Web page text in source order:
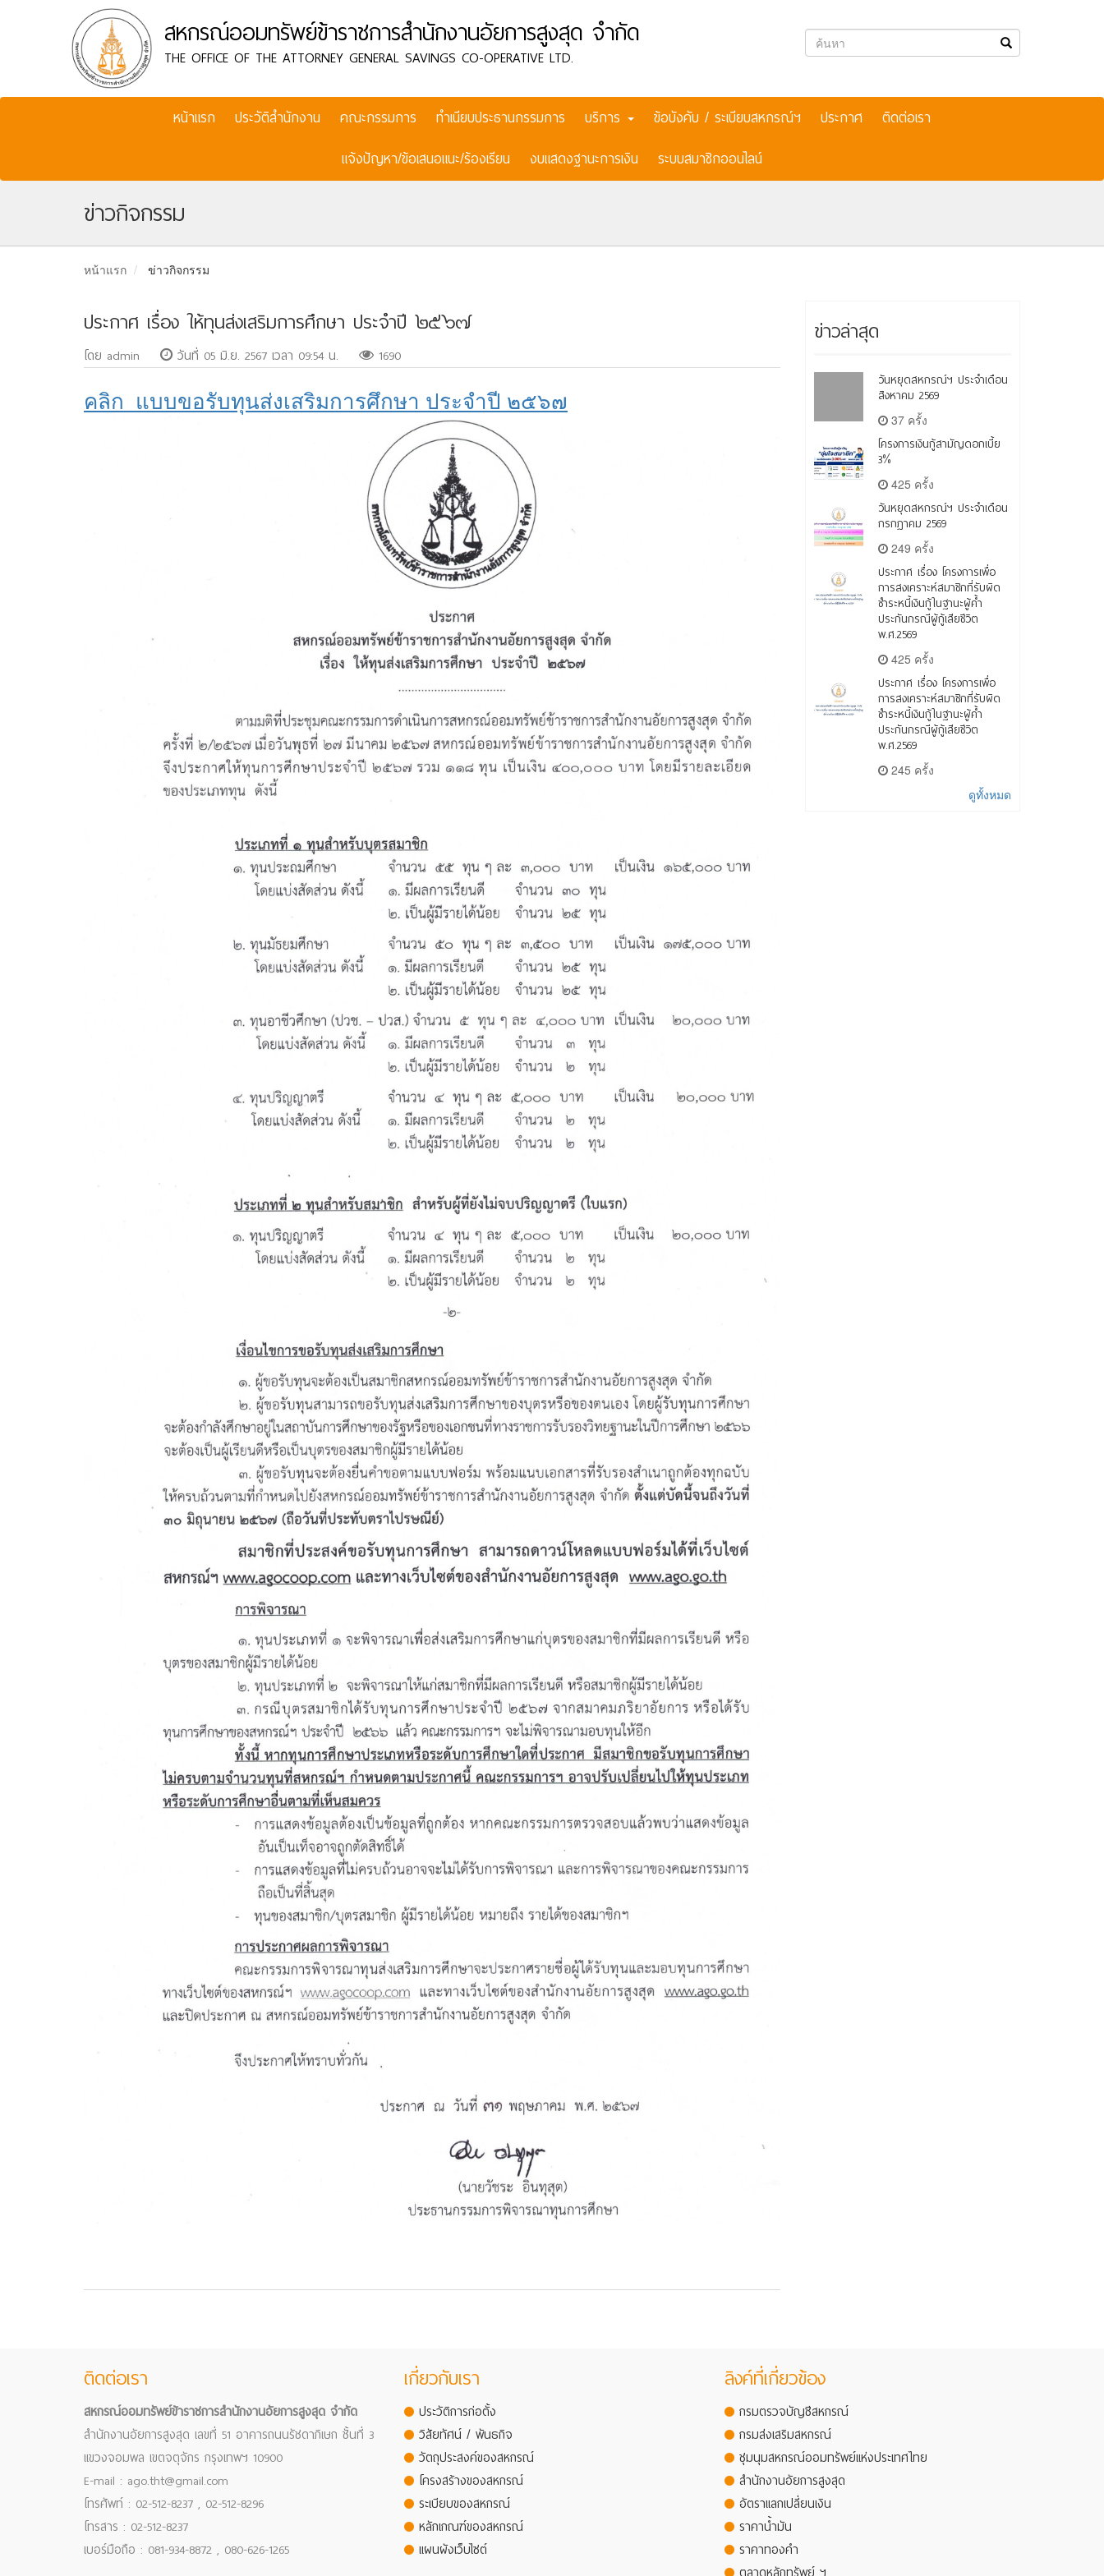
สหกรณ์ออมทรัพย์ข้าราชการสำนักงานอัยการสูงสุด จำกัด
THE OFFICE OF THE ATTORNEY GENERAL SAVINGS CO-OPERATIVE LTD.
หน้าแรก ประวัติสำนักงาน คณะกรรมการ ทำเนียบประธานกรรมการ บริการ ข้อบังคับ / ระเบียบสหกรณ์ฯ ประกาศ
ติดต่อเรา
แจ้งปัญหา/ข้อเสนอแนะ/ร้องเรียน
งบแสดงฐานะการเงิน ระบบสมาชิกออนไลน์
ข่าวกิจกรรม
หน้าแรก ข่าวกิจกรรม
ประกาศ เรื่อง ให้ทุนส่งเสริมการศึกษา ประจำปี ๒๕๖๗
โดย admin วันที่ 05 มิ.ย. 2567 เวลา 09:54 น. 1690
คลิก แบบขอรับทุนส่งเสริมการศึกษา ประจำปี ๒๕๖๗
ข่าวล่าสุด
วันหยุดสหกรณ์ฯ ประจำเดือน
สิงหาคม 2569
37 ครั้ง
โครงการเงินกู้สามัญดอกเบี้ย
3%
425 ครั้ง
วันหยุดสหกรณ์ฯ ประจำเดือน
กรกฎาคม 2569
249 ครั้ง
ประกาศ เรื่อง โครงการเพื่อ
การสงเคราะห์สมาชิกที่รับผิด
ชำระหนี้เงินกู้ในฐานะผู้ค้ำ
ประกันกรณีผู้กู้เสียชีวิต
พ.ศ.2569
425 ครั้ง
ประกาศ เรื่อง โครงการเพื่อ
การสงเคราะห์สมาชิกที่รับผิด
ชำระหนี้เงินกู้ในฐานะผู้ค้ำ
ประกันกรณีผู้กู้เสียชีวิต
พ.ศ.2569
245 ครั้ง
ดูทั้งหมด
ติดต่อเรา
สหกรณ์ออมทรัพย์ข้าราชการสำนักงานอัยการสูงสุด จำกัด
สำนักงานอัยการสูงสุด เลขที่ 51 อาคารถนนรัชดาภิเษก ชั้นที่ 3
แขวงจอมพล เขตจตุจักร กรุงเทพฯ 10900
E-mail : ago.tht@gmail.com
โทรศัพท์ : 02-512-8237 , 02-512-8296
โทรสาร : 02-512-8237
เบอร์มือถือ : 081-934-8872 , 080-626-1265
เกี่ยวกับเรา
ประวัติการก่อตั้ง
วิสัยทัศน์ / พันธกิจ
วัตถุประสงค์ของสหกรณ์
โครงสร้างของสหกรณ์
ระเบียบของสหกรณ์
หลักเกณฑ์ของสหกรณ์
แผนผังเว็บไซต์
ลิงค์ที่เกี่ยวข้อง
กรมตรวจบัญชีสหกรณ์
กรมส่งเสริมสหกรณ์
ชุมนุมสหกรณ์ออมทรัพย์แห่งประเทศไทย
สำนักงานอัยการสูงสุด
อัตราแลกเปลี่ยนเงิน
ราคาน้ำมัน
ราคาทองคำ